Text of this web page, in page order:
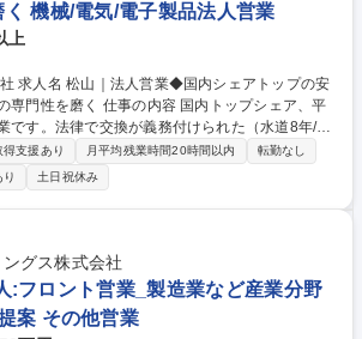
機械/電気/電子製品法人営業
上
の安
容 国内トップシェア、平
です。法律で交換が義務付けられた（水道8年/ガ
技術で、自治体等のDX化を支援。未経験から
は：既存顧客（水道局・
を通じ、長期的な信頼を築くスタイルです。計量
要があるため、景気に左右されない安定性が強
識は必要ですが、1人で抱え込む必要はありませ
を頼れる素直さ・周囲を巻き込む力」がある方が
ンバーと連携した手厚い教育体制／転勤なしで腰
く
得支援あり 月平均残業時間20時間以内
転勤なし
土日祝休み
グス株式会社
:フロント営業_製造業など産業分野
案 その他営業